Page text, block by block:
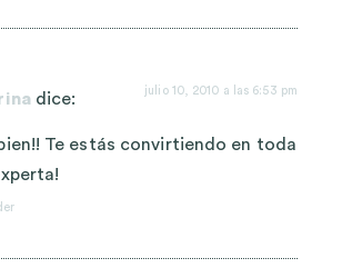
dice: julio 10, 2010 a las 6:53 pm
Te estás convirtiendo en toda